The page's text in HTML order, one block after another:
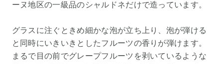
ーヌ地区の一級品のシャルドネだけで造っています。
グラスに注ぐときめ細かな泡が立ち上り、泡が弾ける
と同時にいきいきとしたフルーツの香りが弾けます。
まるで目の前でグレープフルーツを剥いているような